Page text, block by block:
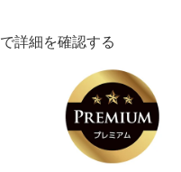
で詳細を確認する